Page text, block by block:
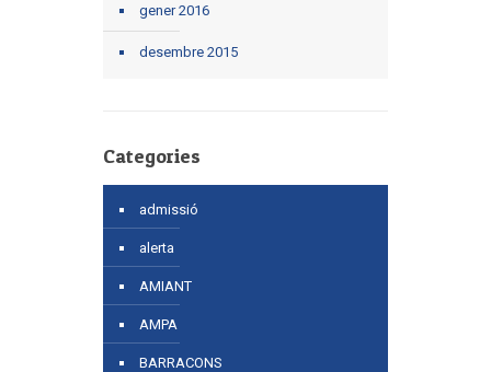
gener 2016
desembre 2015
Categories
admissió
alerta
AMIANT
AMPA
BARRACONS